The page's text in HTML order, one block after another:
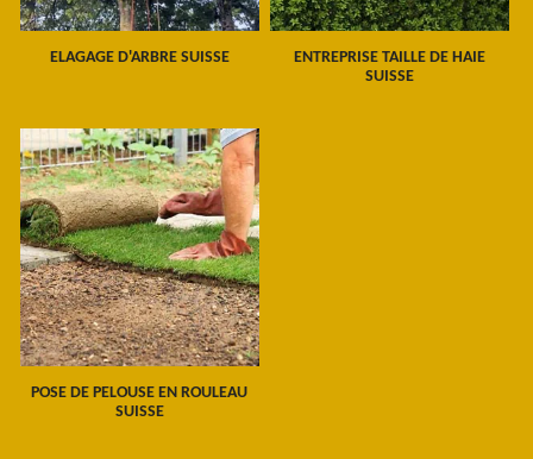
ELAGAGE D'ARBRE SUISSE
ENTREPRISE TAILLE DE HAIE
SUISSE
POSE DE PELOUSE EN ROULEAU
SUISSE